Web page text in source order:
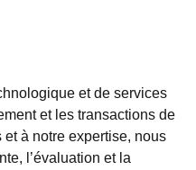
et de services
et les transactions de
à notre expertise, nous
l’évaluation et la